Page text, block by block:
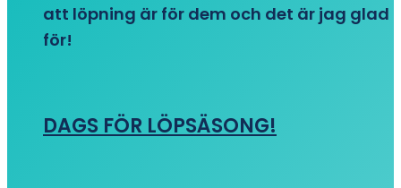
att löpning är för dem och det är jag glad
för!
DAGS FÖR LÖPSÄSONG!